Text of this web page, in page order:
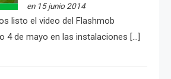
en 15 junio 2014
listo el video del Flashmob
4 de mayo en las instalaciones […]